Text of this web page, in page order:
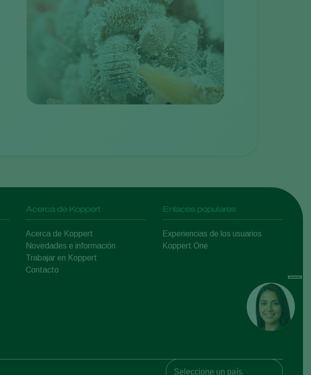
Acerca de Koppert
Acerca de Koppert
Novedades e información
Trabajar en Koppert
Contacto
Enlaces populares
Experiencias de los usuarios
Koppert One